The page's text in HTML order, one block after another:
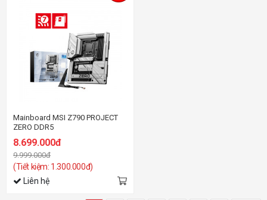
Mainboard MSI Z790 PROJECT
ZERO DDR5
8.699.000đ
9.999.000đ
(Tiết kiệm: 1.300.000đ)
Liên hệ